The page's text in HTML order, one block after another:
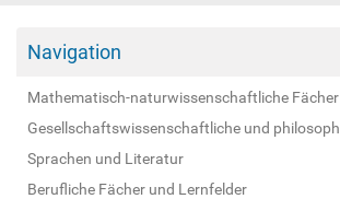
Navigation
Mathematisch-naturwissenschaftliche Fächer
Gesellschaftswissenschaftliche und
Sprachen und Literatur
Berufliche Fächer und Lernfelder